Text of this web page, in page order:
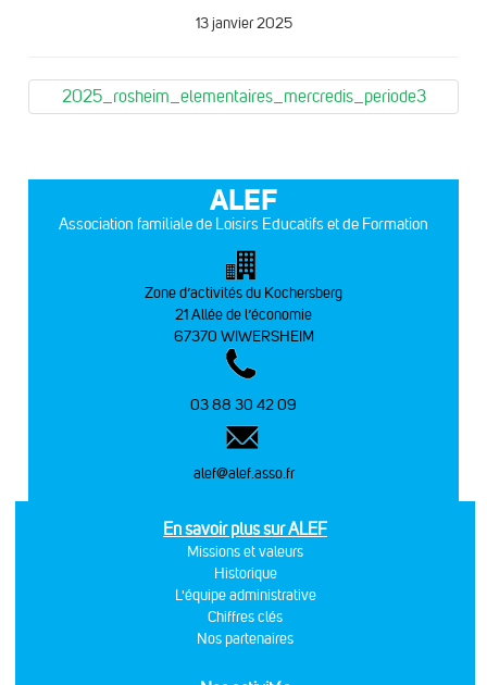
13 janvier 2025
2025_rosheim_elementaires_mercredis_periode3
ALEF
Association familiale de Loisirs Educatifs et de Formation
Zone d’activités du Kochersberg
21 Allée de l’économie
67370 WIWERSHEIM
03 88 30 42 09
alef@alef.asso.fr
En savoir plus sur ALEF
Missions et valeurs
Historique
L'équipe administrative
Chiffres clés
Nos partenaires